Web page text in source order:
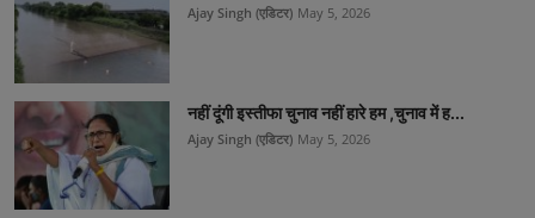
Ajay Singh (एडिटर) May 5, 2026
नहीं दूंगी इस्तीफा चुनाव नहीं हारे हम ,चुनाव में ह...
Ajay Singh (एडिटर) May 5, 2026